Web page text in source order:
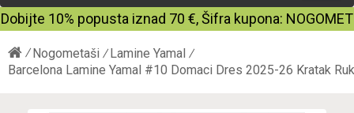
Dobijte 10% popusta iznad 70 €, Šifra kupona: NOGOMET
Nogometaši
Lamine Yamal
Barcelona Lamine Yamal #10 Domaci Dres 2025-26 Kratak